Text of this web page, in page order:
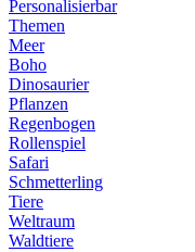
Personalisierbar
Themen
Meer
Boho
Dinosaurier
Pflanzen
Regenbogen
Rollenspiel
Safari
Schmetterling
Tiere
Weltraum
Waldtiere